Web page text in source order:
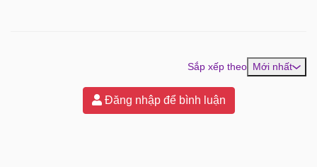
Sắp xếp theo Mới nhất
Đăng nhập để bình luận